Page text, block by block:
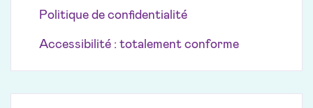
Politique de confidentialité
Accessibilité : totalement conforme